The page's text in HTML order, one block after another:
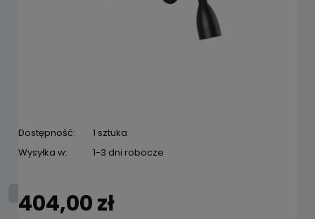
Dostępność:
1 sztuka
Wysyłka w:
1-3 dni robocze
404,00 zł